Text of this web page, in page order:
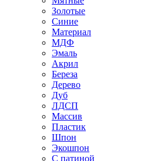
Золотые
Синие
Материал
МДФ
Эмаль
Акрил
Береза
Дерево
Дуб
ЛДСП
Массив
Пластик
Шпон
Экошпон
С патиной